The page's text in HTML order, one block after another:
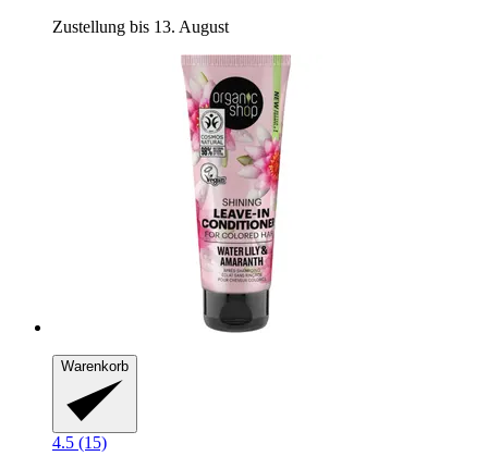
Zustellung bis 13. August
Warenkorb
4.5 (15)